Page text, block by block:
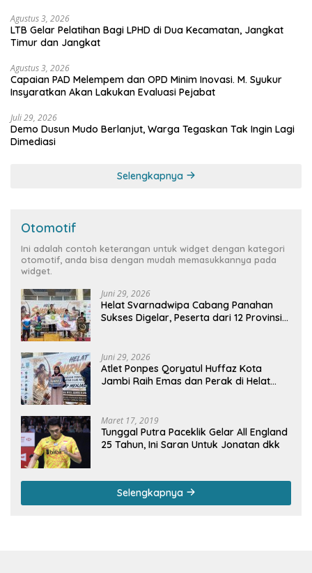
Agustus 3, 2026
LTB Gelar Pelatihan Bagi LPHD di Dua Kecamatan, Jangkat
Timur dan Jangkat
Agustus 3, 2026
Capaian PAD Melempem dan OPD Minim Inovasi. M. Syukur
Insyaratkan Akan Lakukan Evaluasi Pejabat
Juli 29, 2026
Demo Dusun Mudo Berlanjut, Warga Tegaskan Tak Ingin Lagi
Dimediasi
Selengkapnya
Otomotif
Ini adalah contoh keterangan untuk widget dengan kategori
otomotif, anda bisa dengan mudah memasukkannya pada
widget.
Juni 29, 2026
Helat Svarnadwipa Cabang Panahan
Sukses Digelar, Peserta dari 12 Provinsi
Juni 29, 2026
Atlet Ponpes Qoryatul Huffaz Kota
Jambi Raih Emas dan Perak di Helat
Maret 17, 2019
Tunggal Putra Paceklik Gelar All England
25 Tahun, Ini Saran Untuk Jonatan dkk
Selengkapnya